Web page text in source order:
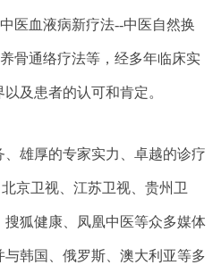
医血液病新疗法--中医自然换
骨通络疗法等，经多年临床实
及患者的认可和肯定。
雄厚的专家实力、卓越的诊疗
京卫视、江苏卫视、贵州卫
狐健康、凤凰中医等众多媒体
韩国、俄罗斯、澳大利亚等多